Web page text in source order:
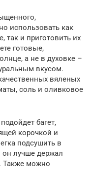
использовать как
так и приготовить их
готовые,
а не в духовке –
вкусом.
вяленых
соль и оливковое
багет,
корочкой и
подсушить в
он лучше держал
Также можно